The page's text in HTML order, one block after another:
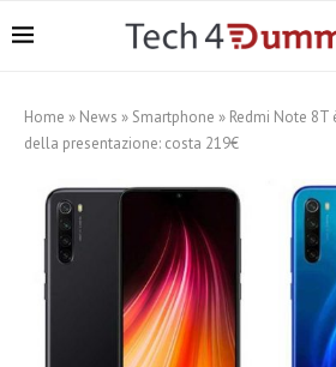
Home » News » Smartphone » Redmi Note
della presentazione: costa 219€